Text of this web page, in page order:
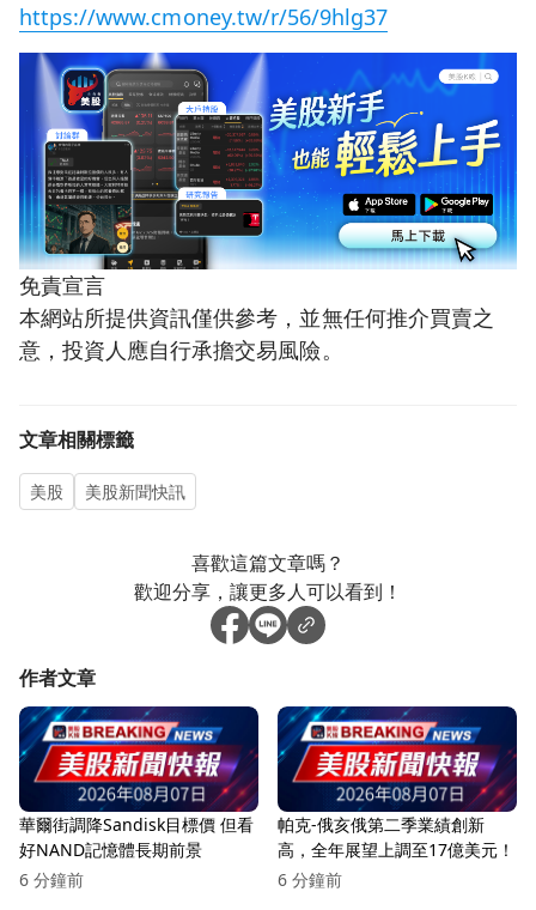
https://www.cmoney.tw/r/56/9hlg37
免責宣言
本網站所提供資訊僅供參考，並無任何推介買賣之
意，投資人應自行承擔交易風險。
文章相關標籤
美股 美股新聞快訊
喜歡這篇文章嗎？
歡迎分享，讓更多人可以看到！
作者文章
華爾街調降Sandisk目標價 但看
好NAND記憶體長期前景
6 分鐘前
帕克-俄亥俄第二季業績創新
高，全年展望上調至17億美元！
6 分鐘前